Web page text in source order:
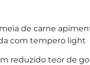
de carne
com tempero light
reduzido teor de